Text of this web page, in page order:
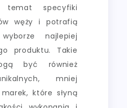
specyfiki
węży i potrafią
najlepiej
produktu. Takie
być również
mniej
które słyną